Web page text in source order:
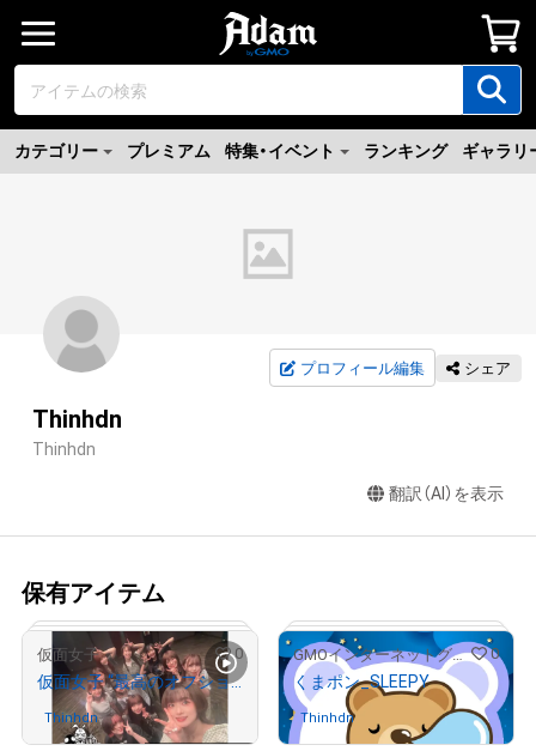
カテゴリー プレミアム 特集・イベント ランキング ギャラリ
プロフィール編集 シェア
Thinhdn
Thinhdn
翻訳（AI）を表示
保有アイテム
仮面女子 0
仮面女子 “最高のオフショット”
Thinhdnさんが保有中
GMOインターネットグループ公式キャラクター「くまポン」 0
くまポン_SLEEPY
Thinhdn さんが保有中